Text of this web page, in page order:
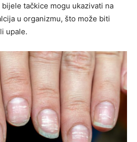
tačkice mogu ukazivati na
u organizmu, što može biti
upale.